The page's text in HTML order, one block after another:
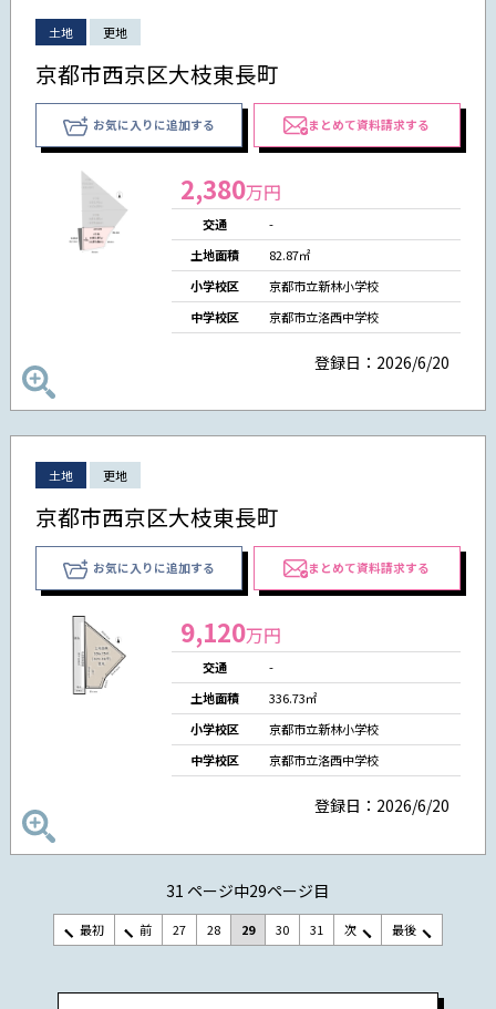
土地 更地
京都市西京区大枝東長町
お気に入りに追加する まとめて資料請求する
2,380万円
交通
-
土地面積
82.87㎡
小学校区
京都市立新林小学校
中学校区
京都市立洛西中学校
登録日：2026/6/20
土地 更地
京都市西京区大枝東長町
お気に入りに追加する まとめて資料請求する
9,120万円
交通
-
土地面積
336.73㎡
小学校区
京都市立新林小学校
中学校区
京都市立洛西中学校
登録日：2026/6/20
31 ページ中29ページ目
最初 前 27 28 29 30 31 次 最後